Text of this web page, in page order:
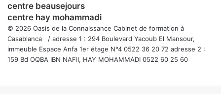
centre beausejours
centre hay mohammadi
© 2026 Oasis de la Connaissance Cabinet de formation à
Casablanca / adresse 1 : 294 Boulevard Yacoub El Mansour,
immeuble Espace Anfa 1er étage N°4 0522 36 20 72 adresse 2 :
159 Bd OQBA IBN NAFII, HAY MOHAMMADI 0522 60 25 60